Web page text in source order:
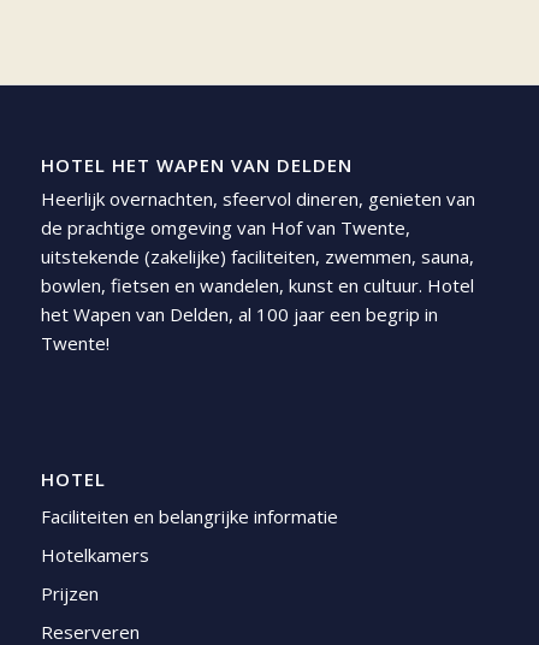
HOTEL HET WAPEN VAN DELDEN
Heerlijk overnachten, sfeervol dineren, genieten van
de prachtige omgeving van Hof van Twente,
uitstekende (zakelijke) faciliteiten, zwemmen, sauna,
bowlen, fietsen en wandelen, kunst en cultuur. Hotel
het Wapen van Delden, al 100 jaar een begrip in
Twente!
HOTEL
Faciliteiten en belangrijke informatie
Hotelkamers
Prijzen
Reserveren